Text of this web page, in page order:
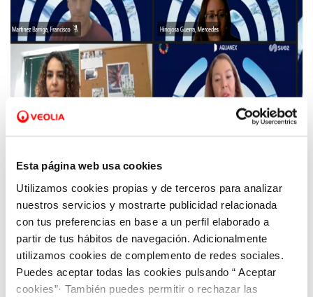
Esta página web usa cookies
Utilizamos cookies propias y de terceros para analizar
nuestros servicios y mostrarte publicidad relacionada
con tus preferencias en base a un perfil elaborado a
partir de tus hábitos de navegación. Adicionalmente
utilizamos cookies de complemento de redes sociales.
Puedes aceptar todas las cookies pulsando “ Aceptar
cookies”· También puedes permitir o rechazar las
Expertos en nutrición, sanidad y prevención
de enfermedades y calidad de aguas ponen
en valor el binomio-agua y salud